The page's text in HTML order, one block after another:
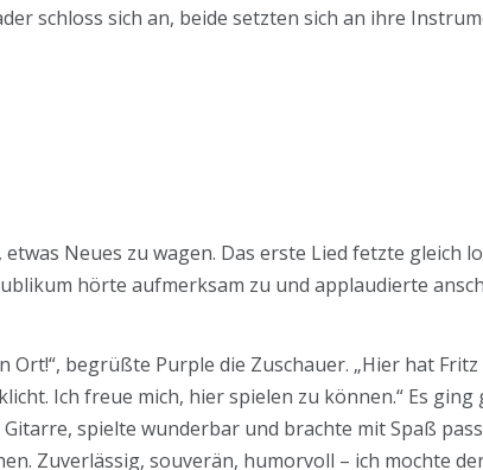
schloss sich an, beide setzten sich an ihre
Neues zu wagen. Das erste Lied fetzte gleich
hörte aufmerksam zu und applaudierte
Ort!“, begrüßte Purple die Zuschauer. „Hier hat
Ich freue mich, hier spielen zu können.“ Es
spielte wunderbar und brachte mit Spaß
Zuverlässig, souverän, humorvoll – ich mochte